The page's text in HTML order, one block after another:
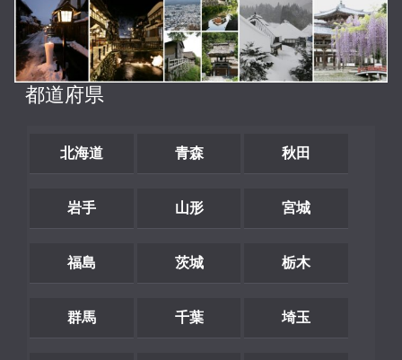
都道府県
北海道 青森 秋田
岩手 山形 宮城
福島 茨城 栃木
群馬 千葉 埼玉